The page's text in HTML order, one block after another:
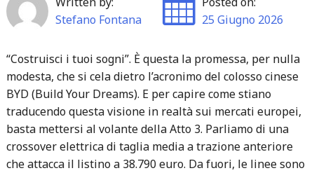
Neckarsulm"Stefano Fontana
25 Giugno 2026
“Costruisci i tuoi sogni”. È questa la promessa, per nulla
modesta, che si cela dietro l’acronimo del colosso cinese
BYD (Build Your Dreams). E per capire come stiano
traducendo questa visione in realtà sui mercati europei,
basta mettersi al volante della Atto 3. Parliamo di una
crossover elettrica di taglia media a trazione anteriore
che attacca il listino a 38.790 euro. Da fuori, le linee sono